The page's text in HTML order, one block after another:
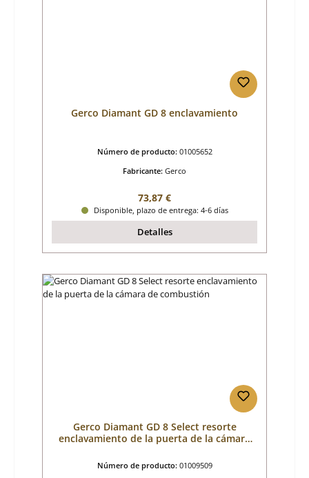
Gerco Diamant GD 8 enclavamiento
Número de producto: 01005652
Fabricante: Gerco
Precio normal:
73,87 €
Disponible, plazo de entrega: 4-6 días
Detalles
Gerco Diamant GD 8 Select resorte
enclavamiento de la puerta de la cámara
Número de producto: 01009509